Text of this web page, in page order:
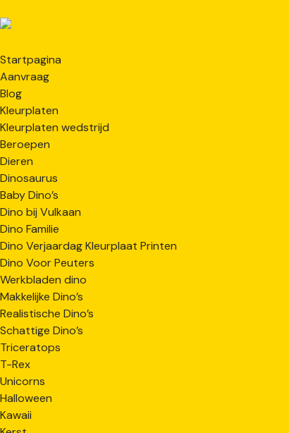
Startpagina
Aanvraag
Blog
Kleurplaten
Kleurplaten wedstrijd
Beroepen
Dieren
Dinosaurus
Baby Dino’s
Dino bij Vulkaan
Dino Familie
Dino Verjaardag Kleurplaat Printen
Dino Voor Peuters
Werkbladen dino
Makkelijke Dino’s
Realistische Dino’s
Schattige Dino’s
Triceratops
T-Rex
Unicorns
Halloween
Kawaii